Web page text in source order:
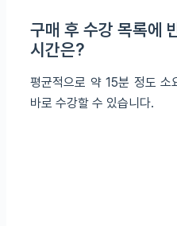
구매 후 수강 목록에
시간은?
평균적으로 약 15분 정도 소
바로 수강할 수 있습니다.